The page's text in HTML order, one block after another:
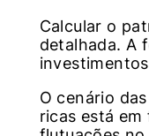
Calcular o
detalhada. A
O cenário
ricas está em